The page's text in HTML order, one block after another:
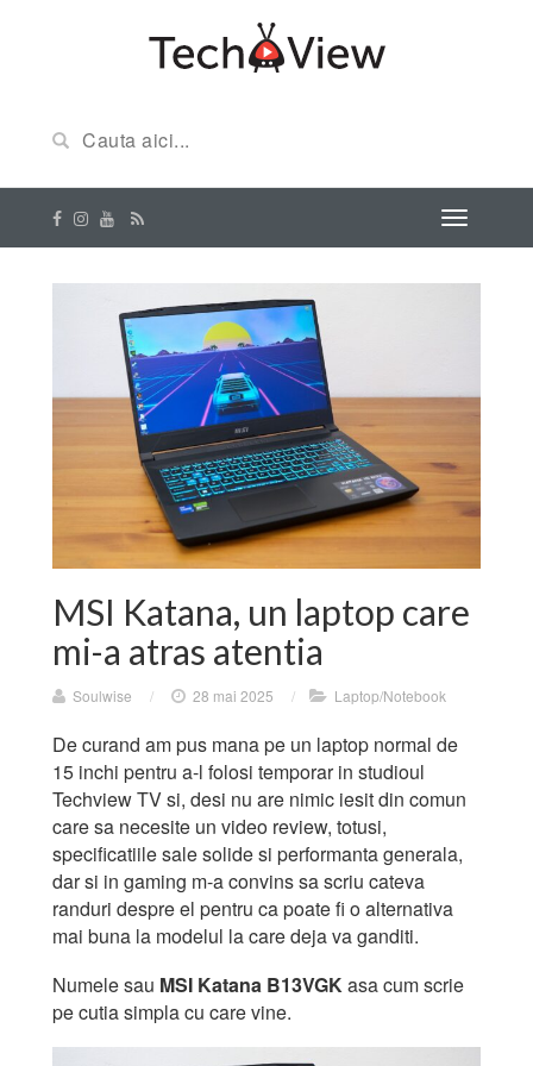
MSI Katana, un laptop care
mi-a atras atentia
Soulwise / 28 mai 2025 / Laptop/Notebook
De curand am pus mana pe un laptop normal de
15 inchi pentru a-l folosi temporar in studioul
Techview TV si, desi nu are nimic iesit din comun
care sa necesite un video review, totusi,
specificatiile sale solide si performanta generala,
dar si in gaming m-a convins sa scriu cateva
randuri despre el pentru ca poate fi o alternativa
mai buna la modelul la care deja va ganditi.
Numele sau MSI Katana B13VGKasa cum scrie
pe cutia simpla cu care vine.